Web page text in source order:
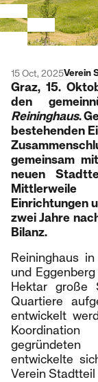
15 Oct, 2025Verein
Graz, 15.
den
Reininghaus.
bestehenden
gemeinsam
neuen
Einrichtungen
zwei Jahre
Bilanz.
Reininghaus
und
Hektar große
Quartiere
entwickelt
gegründeten
entwickelte
Verein Stadtteil